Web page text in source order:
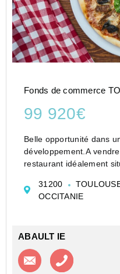
Fonds de commerce
99 920€
Belle opportunité dans
développement.A
restaurant idéalement
plateformes logistiques,
se...
31200
OCCITANIE
ABAULT IE
Contacter l'agence